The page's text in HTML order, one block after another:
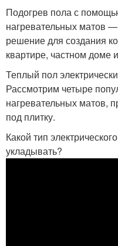
Подогрев пола с
нагревательных матов
решение для создания
квартире, частном доме
Теплый пол
Рассмотрим четыре
нагревательных матов,
под плитку.
Какой тип
укладывать?